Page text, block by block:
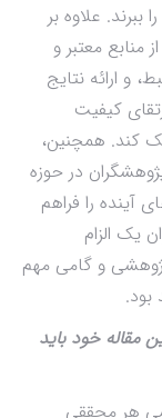
ببرند. علاوه بر
منابع معتبر و
و ارائه نتایج
کیفیت
کند. همچنین،
در حوزه
را فراهم
یک الزام
و گامی مهم
مقاله خود باید
هر محققی